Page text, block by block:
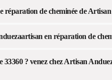
réparation de cheminée de
en réparation de
33360 ? venez chez Artisan